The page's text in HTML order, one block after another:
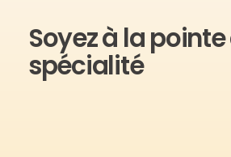
Soyez à la
spécialité